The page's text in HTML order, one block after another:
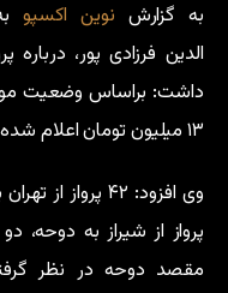
به گزارش نوین اکسپو
الدین فرزادی پور،‌
داشت: براساس وضعیت
۱۳ میلیون تومان اعلام شده است.
پرواز از شیراز به دوحه، دو پرواز از
مقصد دوحه در نظر